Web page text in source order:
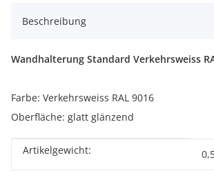
Beschreibung
Wandhalterung Standard Verkehrsweiss
Farbe: Verkehrsweiss RAL 9016
Oberfläche: glatt glänzend
Produkteigenschaft
Wert
Artikelgewicht: